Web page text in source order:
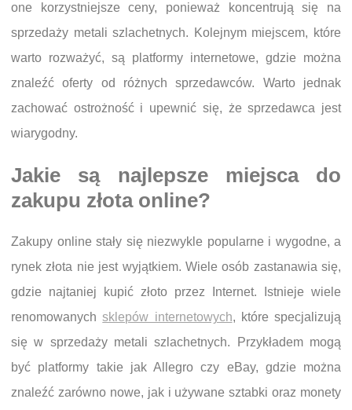
one korzystniejsze ceny, ponieważ koncentrują się na
sprzedaży metali szlachetnych. Kolejnym miejscem, które
warto rozważyć, są platformy internetowe, gdzie można
znaleźć oferty od różnych sprzedawców. Warto jednak
zachować ostrożność i upewnić się, że sprzedawca jest
wiarygodny.
Jakie są najlepsze miejsca do
zakupu złota online?
Zakupy online stały się niezwykle popularne i wygodne, a
rynek złota nie jest wyjątkiem. Wiele osób zastanawia się,
gdzie najtaniej kupić złoto przez Internet. Istnieje wiele
renomowanychsklepów internetowych, które specjalizują
się w sprzedaży metali szlachetnych. Przykładem mogą
być platformy takie jak Allegro czy eBay, gdzie można
znaleźć zarówno nowe, jak i używane sztabki oraz monety